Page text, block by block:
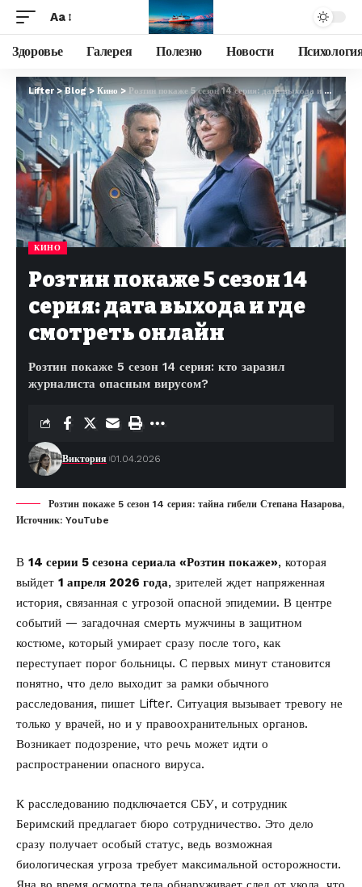
Aa
Здоровье Галерея Полезно Новости
Lifter>Blog> Кино>Розтин покаже 5 сезон 14 серия: дата выхода и где смотреть онлайн
КИНО
Розтин покаже 5 сезон 14
серия: дата выхода и где
смотреть онлайн
Розтин покаже 5 сезон 14 серия: кто заразил
журналиста опасным вирусом?
Виктория 01.04.2026
Розтин покаже 5 сезон 14 серия: тайна гибели Степана Назарова,
Источник: YouTube
В 14 серии 5 сезона сериала «Розтин покаже», которая
выйдет 1 апреля 2026 года, зрителей ждет напряженная
история, связанная с угрозой опасной эпидемии. В центре
событий — загадочная смерть мужчины в защитном
костюме, который умирает сразу после того, как
переступает порог больницы. С первых минут становится
понятно, что дело выходит за рамки обычного
расследования, пишет Lifter. Ситуация вызывает тревогу не
только у врачей, но и у правоохранительных органов.
Возникает подозрение, что речь может идти о
распространении опасного вируса.
К расследованию подключается СБУ, и сотрудник
Беримский предлагает бюро сотрудничество. Это дело
сразу получает особый статус, ведь возможная
биологическая угроза требует максимальной осторожности.